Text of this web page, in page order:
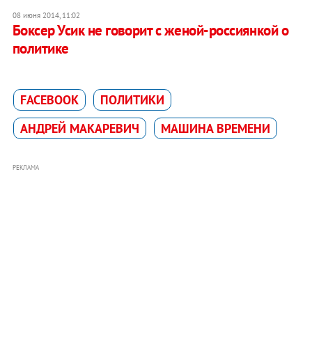
08 июня 2014, 11:02
Боксер Усик не говорит с женой-россиянкой о
политике
FACEBOOK
ПОЛИТИКИ
АНДРЕЙ МАКАРЕВИЧ
МАШИНА ВРЕМЕНИ
РЕКЛАМА